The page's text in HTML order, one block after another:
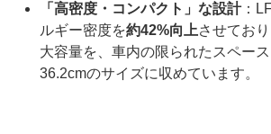
「高密度・コンパクト」な設計：
ルギー密度を約42%向上させてお
大容量を、車内の限られたスペー
36.2cmのサイズに収めています。